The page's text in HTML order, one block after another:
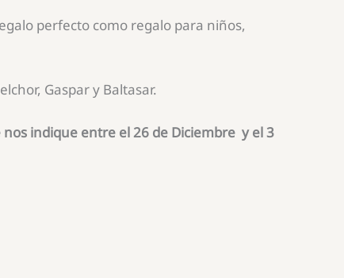
perfecto como regalo para niños,
Gaspar y Baltasar.
nos indique entre el 26 de Diciembre y el 3